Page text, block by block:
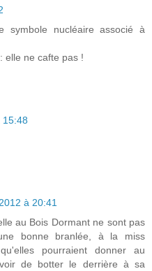
nucléaire associé à
elle ne cafte pas !
15:48
à 20:41
au Bois Dormant ne sont pas
bonne branlée, à la miss
pourraient donner au
de botter le derrière à sa